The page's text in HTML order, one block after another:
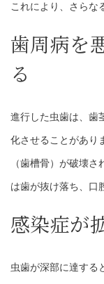
これにより、さらな
歯周病を
る
進行した虫歯は、歯
化させることがあり
（歯槽骨）が破壊
は歯が抜け落ち、口
感染症が
虫歯が深部に達する